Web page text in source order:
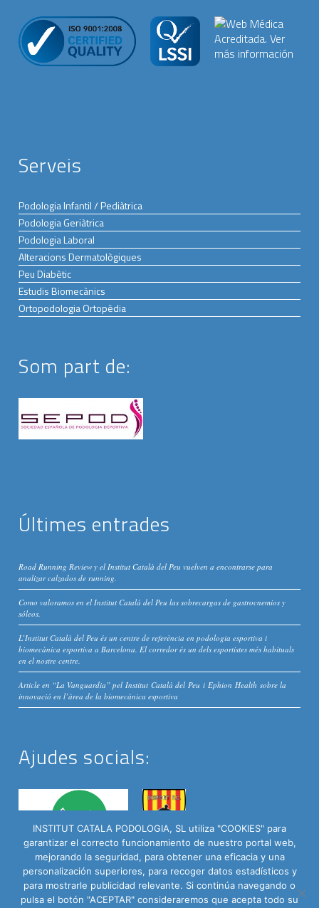
Serveis
Podologia Infantil / Pediàtrica
Podologia Geriàtrica
Podologia Laboral
Alteracions Dermatològiques
Peu Diabètic
Estudis Biomecànics
Ortopodologia Ortopèdia
Som part de:
Últimes entrades
Road Running Review y el Institut Català del Peu vuelven a encontrarse para
analizar calzados de running.
Como valoramos en el Institut Catalá del Peu las sobrecargas de gastrocnemios y
sóleos.
L’Institut Català del Peu és un centre de referència en podologia esportiva i
biomecànica esportiva a Barcelona. El corredor és un dels esportistes més habituals
en el nostre centre.
Article en “La Vanguardia” pel Institut Català del Peu i Ephion Health sobre la
innovació en l’àrea de la biomecànica esportiva
Ajudes socials:
INSTITUT CATALA PODOLOGIA, SL utiliza "COOKIES" para
garantizar el correcto funcionamiento de nuestro portal web,
mejorando la seguridad, para obtener una eficacia y una
personalización superiores, para recoger datos estadísticos y
para mostrarle publicidad relevante. Si continúa navegando o
pulsa el botón "ACEPTAR" consideraremos que acepta todo su